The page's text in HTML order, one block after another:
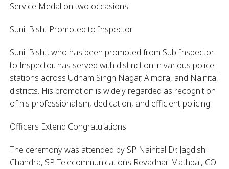
Service Medal on two occasions.
Sunil Bisht Promoted to Inspector
Sunil Bisht, who has been promoted from Sub-Inspector
to Inspector, has served with distinction in various police
stations across Udham Singh Nagar, Almora, and Nainital
districts. His promotion is widely regarded as recognition
of his professionalism, dedication, and efficient policing.
Officers Extend Congratulations
The ceremony was attended by SP Nainital Dr. Jagdish
Chandra, SP Telecommunications Revadhar Mathpal, CO